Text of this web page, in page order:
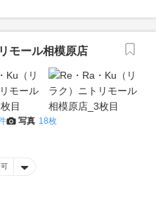
モール相模原店
写真 18枚